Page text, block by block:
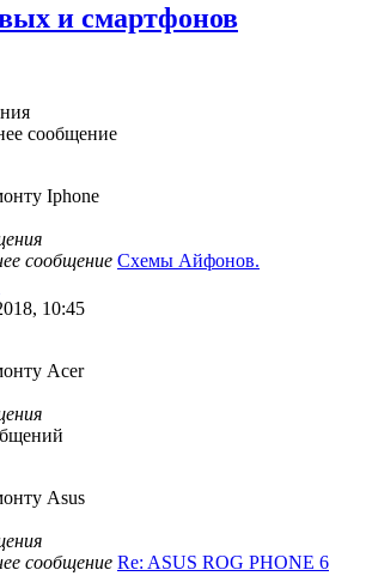
и смартфонов
сообщение
Iphone
сообщение Схемы Айфонов.
к
последнему
10:45
Acer
Asus
сообщение Re: ASUS ROG PHONE 6